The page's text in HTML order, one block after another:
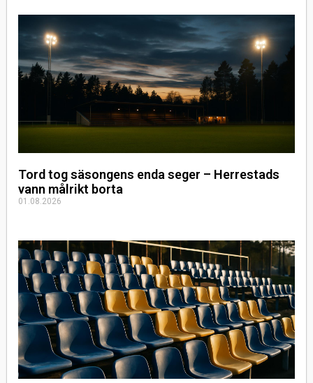
Tord tog säsongens enda seger – Herrestads
vann målrikt borta
01.08.2026